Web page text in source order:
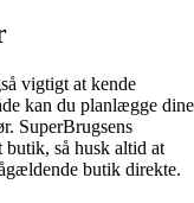
vigtigt at kende
kan du planlægge dine
SuperBrugsens
så husk altid at
butik direkte.